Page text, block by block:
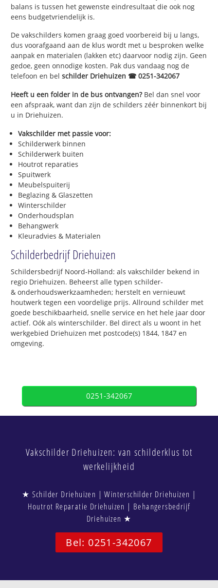
balans is tussen het gewenste eindresultaat die ook nog
eens budgetvriendelijk is.
De vakschilders komen graag goed voorbereid bij u langs,
dus voorafgaand aan de klus wordt met u besproken welke
aanpak en materialen (lakken etc) daarvoor nodig zijn. Geen
gedoe, geen onnodige kosten. Pak dus vandaag nog de
telefoon en belschilder Driehuizen ☎ 0251-342067
Heeft u een folder in de bus ontvangen?Bel dan snel voor
een afspraak, want dan zijn de schilders zéér binnenkort bij
u in Driehuizen.
Vakschilder met passie voor:
Schilderwerk binnen
Schilderwerk buiten
Houtrot reparaties
Spuitwerk
Meubelspuiterij
Beglazing & Glaszetten
Winterschilder
Onderhoudsplan
Behangwerk
Kleuradvies & Materialen
Schilderbedrijf Driehuizen
Schildersbedrijf Noord-Holland: als vakschilder bekend in
regio Driehuizen. Beheerst alle typen schilder-
& onderhoudswerkzaamheden; herstelt en vernieuwt
houtwerk tegen een voordelige prijs. Allround schilder met
goede beschikbaarheid, snelle service en het hele jaar door
actief. Oók als winterschilder. Bel direct als u woont in het
werkgebied Driehuizen met postcode(s) 1844, 1847 en
omgeving.
0251-342067
Vakschilder Driehuizen: van schilderklus tot
werkelijkheid
★ Schilder Driehuizen | Winterschilder Driehuizen |
Houtrot Reparatie Driehuizen | Behangersbedrijf
Driehuizen ★
Bel: 0251-342067